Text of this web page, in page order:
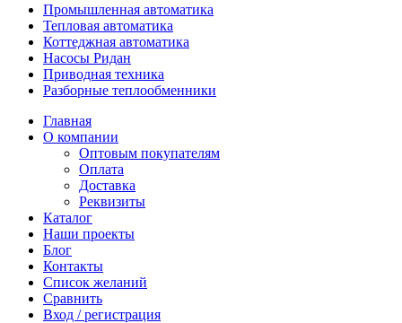
Промышленная автоматика
Тепловая автоматика
Коттеджная автоматика
Насосы Ридан
Приводная техника
Разборные теплообменники
Главная
О компании
Оптовым покупателям
Оплата
Доставка
Реквизиты
Каталог
Наши проекты
Блог
Контакты
Список желаний
Сравнить
Вход / регистрация